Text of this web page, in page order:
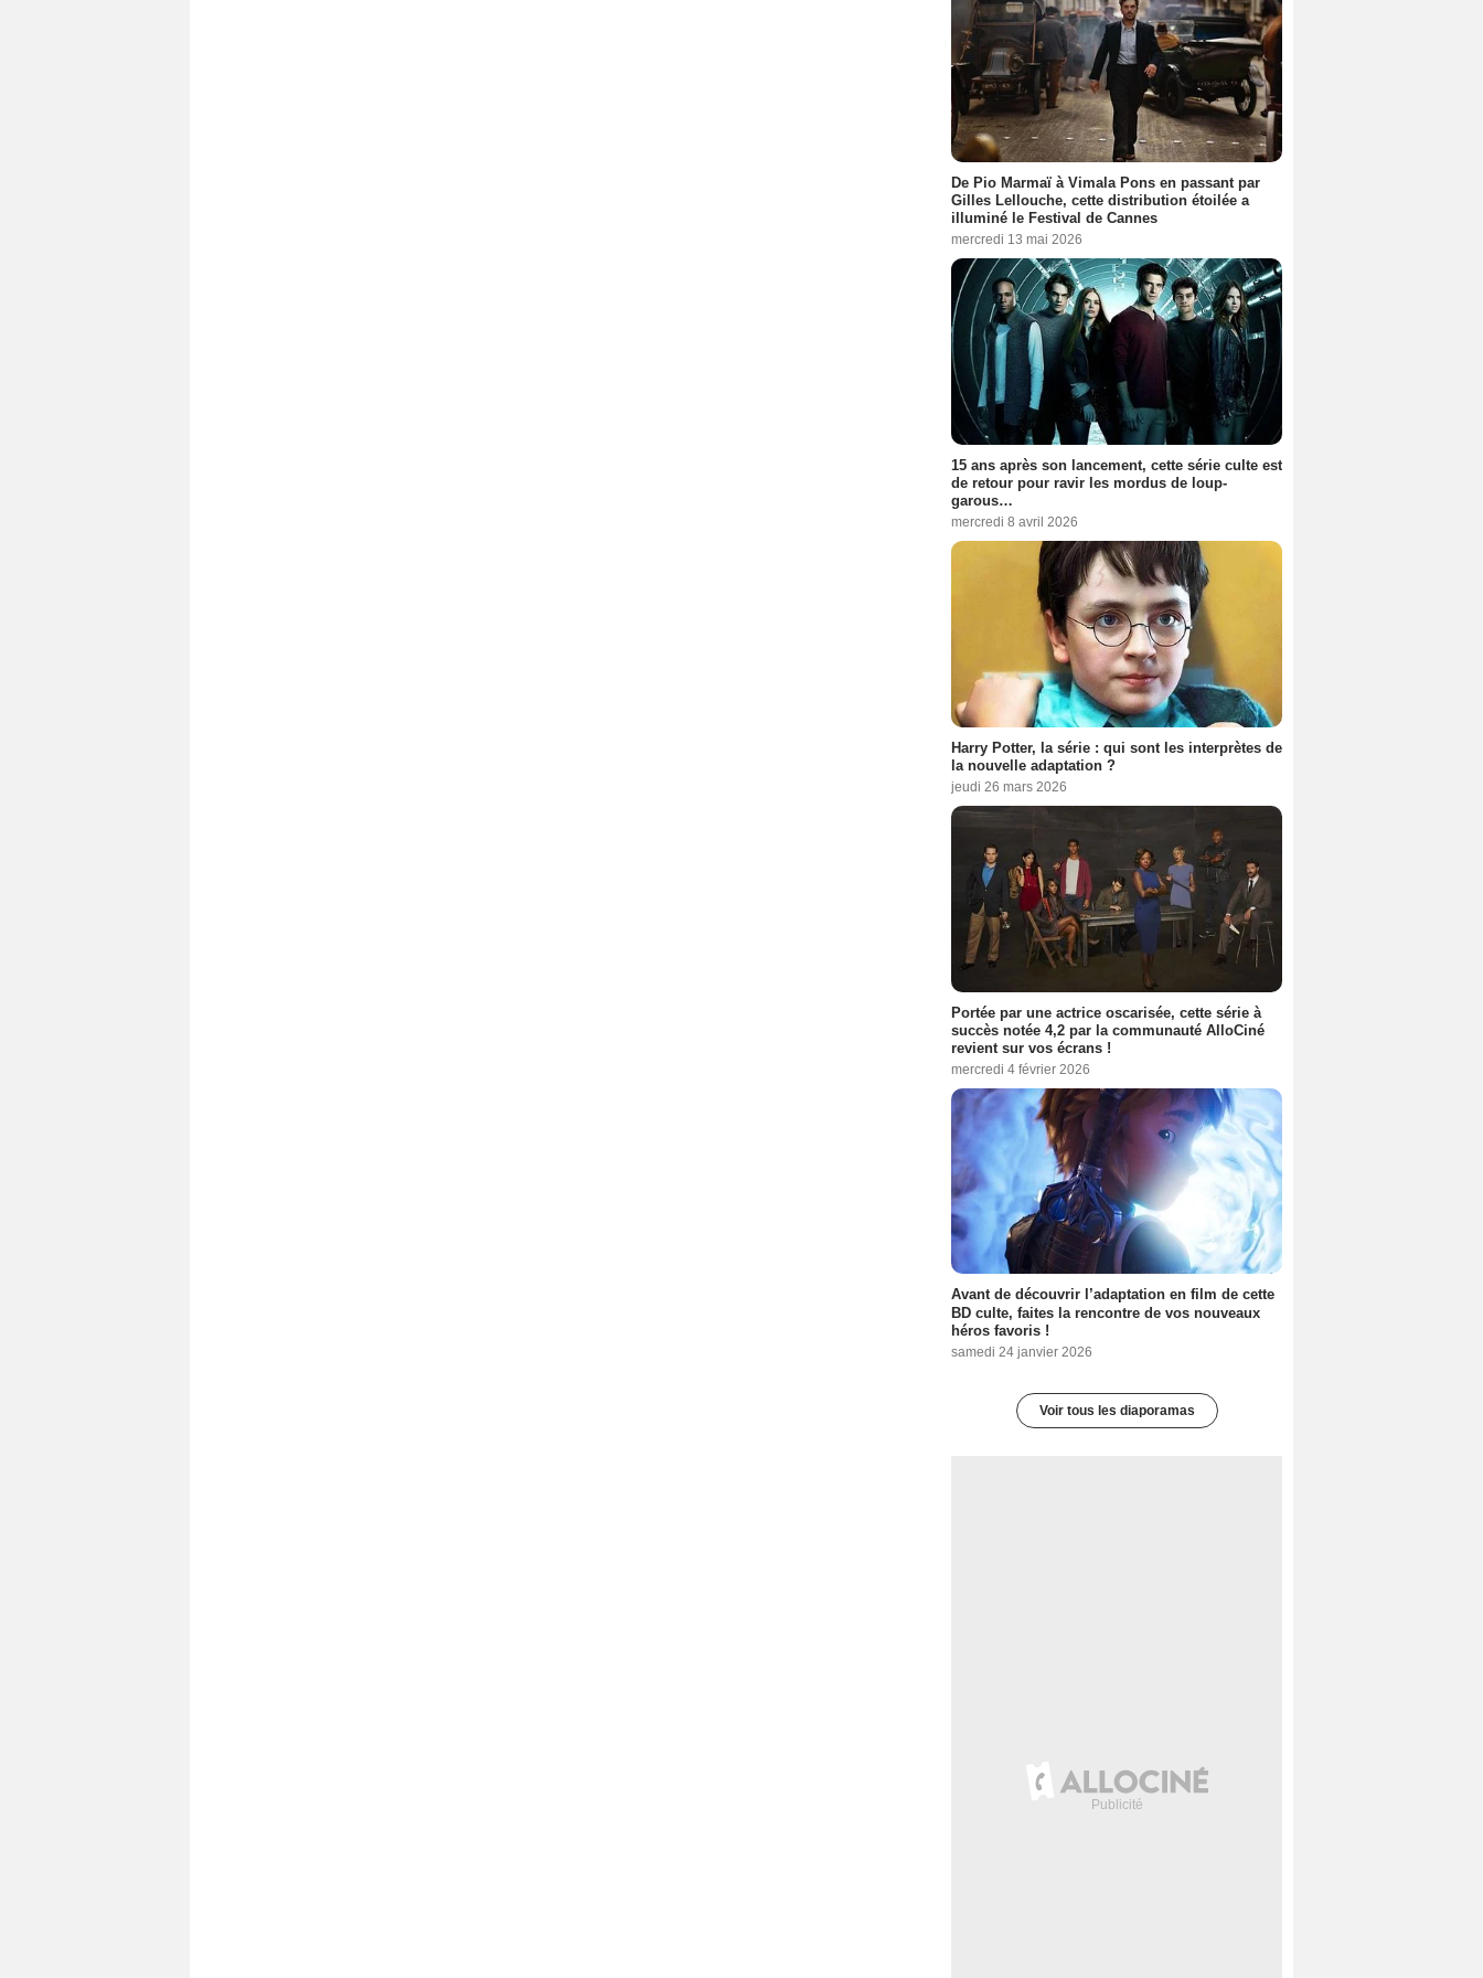
De Pio Marmaï à Vimala Pons en passant par
Gilles Lellouche, cette distribution étoilée a
illuminé le Festival de Cannes
mercredi 13 mai 2026
15 ans après son lancement, cette série culte est
de retour pour ravir les mordus de loup-
garous…
mercredi 8 avril 2026
Harry Potter, la série : qui sont les interprètes de
la nouvelle adaptation ?
jeudi 26 mars 2026
Portée par une actrice oscarisée, cette série à
succès notée 4,2 par la communauté AlloCiné
revient sur vos écrans !
mercredi 4 février 2026
Avant de découvrir l’adaptation en film de cette
BD culte, faites la rencontre de vos nouveaux
héros favoris !
samedi 24 janvier 2026
Voir tous les diaporamas